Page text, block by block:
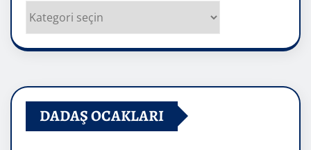
Kategoriler
DADAŞ OCAKLARI